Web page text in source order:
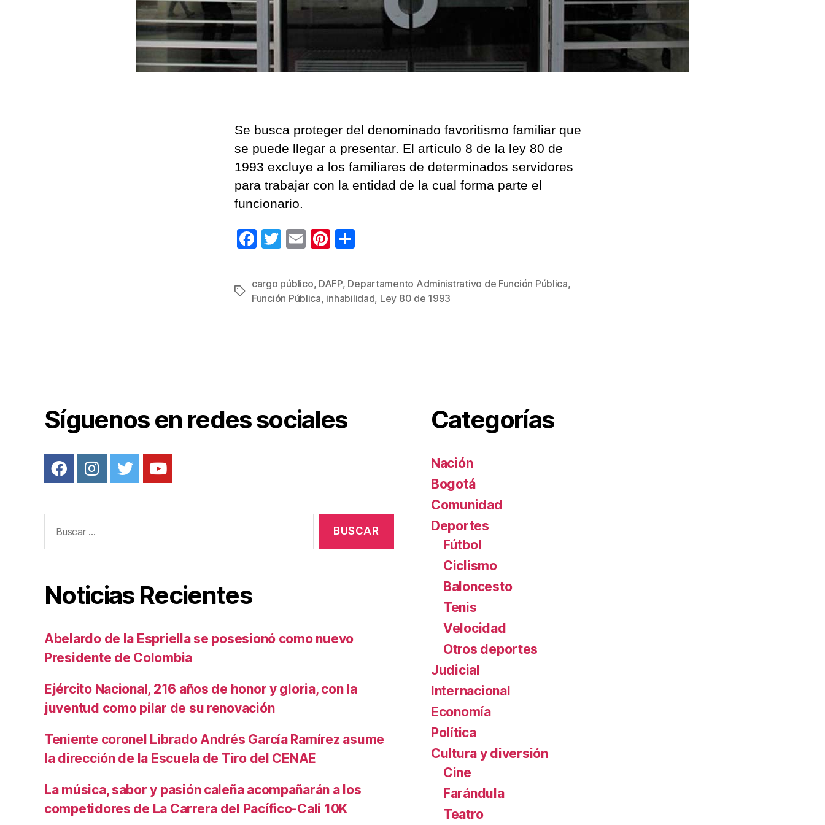
Se busca proteger del denominado favoritismo familiar que
se puede llegar a presentar. El artículo 8 de la ley 80 de
1993 excluye a los familiares de determinados servidores
para trabajar con la entidad de la cual forma parte el
funcionario.
F
c
e
o
T
tt
er
E
ail
Pi
er
e
m
p
Etiquetas
cargo público, DAFP, Departamento Administrativo de Función Pública,
Función Pública, inhabilidad, Ley 80 de 1993
Síguenos en redes sociales
Noticias Recientes
Abelardo de la Espriella se posesionó como nuevo
Presidente de Colombia
Ejército Nacional, 216 años de honor y gloria, con la
juventud como pilar de su renovación
Teniente coronel Librado Andrés García Ramírez asume
la dirección de la Escuela de Tiro del CENAE
La música, sabor y pasión caleña acompañarán a los
competidores de La Carrera del Pacífico-Cali 10K
Categorías
Nación
Bogotá
Comunidad
Deportes
Fútbol
Ciclismo
Baloncesto
Tenis
Velocidad
Otros deportes
Judicial
Internacional
Economía
Política
Cultura y diversión
Cine
Farándula
Teatro